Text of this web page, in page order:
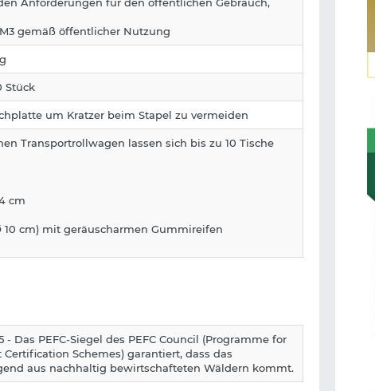
Anforderungen für den öffentlichen Gebrauch,
gemäß öffentlicher Nutzung
Stück
um Kratzer beim Stapel zu vermeiden
Transportrollwagen lassen sich bis zu 10 Tische
cm
cm) mit geräuscharmen Gummireifen
- Das PEFC-Siegel des PEFC Council (Programme for
Schemes) garantiert, dass das
aus nachhaltig bewirtschafteten Wäldern kommt.